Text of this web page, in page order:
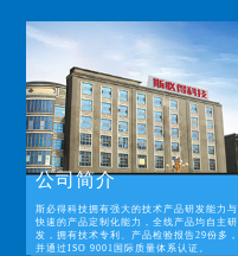
公司简介
斯必得科技拥有强大的技术产品研发能力与
快速的产品定制化能力，全线产品均自主研
发，拥有技术专利、产品检验报告29份多，
并通过ISO 9001国际质量体系认证。